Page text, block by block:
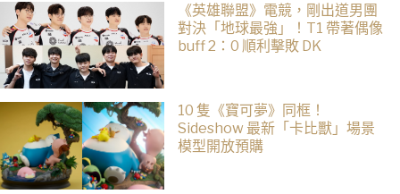
《英雄聯盟》電競，剛出道男團
對決「地球最強」！T1 帶著偶像
buff 2：0 順利擊敗 DK
10 隻《寶可夢》同框！
Sideshow 最新「卡比獸」場景
模型開放預購